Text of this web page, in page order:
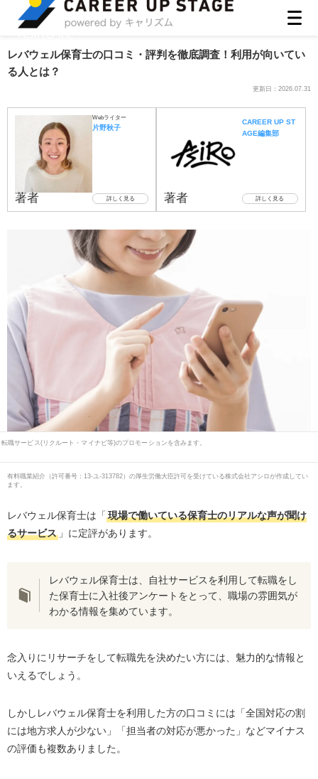
レバウェル保育士の口コミ・評判を徹底調査！利用が向いてい
る人とは？
更新日：2026.07.31
著者
Webライター
片野秋子
詳しく見る 著者
CAREER UP ST
AGE編集部
詳しく見る
転職サービス(リクルート・マイナビ等)のプロモーションを含みます。
有料職業紹介（許可番号：13-ユ-313782）の厚生労働大臣許可を受けている株式会社アシロが作成してい
ます。
レバウェル保育士は「 現場で働いている保育士のリアルな声が聞け
るサービス」に定評があります。
レバウェル保育士は、自社サービスを利用して転職をし
た保育士に入社後アンケートをとって、職場の雰囲気が
わかる情報を集めています。
念入りにリサーチをして転職先を決めたい方には、魅力的な情報と
いえるでしょう。
しかしレバウェル保育士を利用した方の口コミには「全国対応の割
には地方求人が少ない」「担当者の対応が悪かった」などマイナス
の評価も複数ありました。